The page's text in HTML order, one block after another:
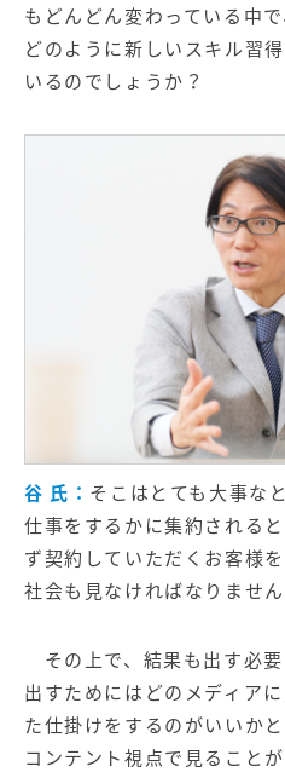
もどんどん変わっている中
どのように新しいスキル習
いるのでしょうか？
谷 氏： そこはとても大事な
仕事をするかに集約される
ず契約していただくお客様
社会も見なければなりません
その上で、結果も出す必
出すためにはどのメディア
た仕掛けをするのがいいか
コンテント視点で見ること